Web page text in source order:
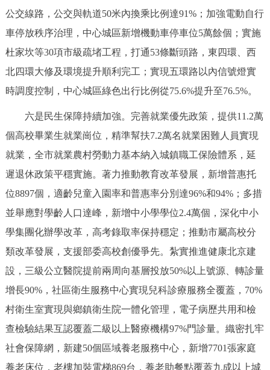
公交線路，公交與軌道50米內換乘比例達91%；加強電動自行
車停放秩序治理，中心城區新增機動車停車位5萬餘個；實施
杜家坎等30項市級疏堵工程，打通53條斷頭路，東四環、西
北四環大修及環境提升順利完工；實現五環路以內信號燈實
時調度控制，中心城區綠色出行比例從75.6%提升至76.5%。
六是民生保障持續加強。完善就業優先政策，提供11.2萬
個高校畢業生就業崗位，精準幫扶7.2萬名就業困難人員實現
就業，全市就業農村勞動力基本納入城鎮職工保險體系，延
遲退休政策平穩實施。著力推動教育改革發展，新增普惠托
位8897個，適齡兒童入園率和普惠率分別達96%和94%；多措
並舉應對學齡人口達峰，新增中小學學位2.4萬個，深化中小
學集團化辦學改革，高考錄取率保持穩定；推動市屬高校分
類改革發展，支援部委高校創優爭先。紮實推進健康北京建
設，三級公立醫院提前兩周向基層投放50%以上號源、轉診量
增長90%，社區衛生服務中心實現兒科診療服務全覆蓋，70%
村衛生室實現與鄉鎮衛生院一體化管理，電子病歷共用和檢
查檢驗結果互認覆蓋二級以上醫療機構97%門診量。織密扎牢
社會保障網，新建50個區域養老服務中心，新增7701張家庭
養老床位，老樓加裝電梯869台，養老助餐點覆蓋九成以上城